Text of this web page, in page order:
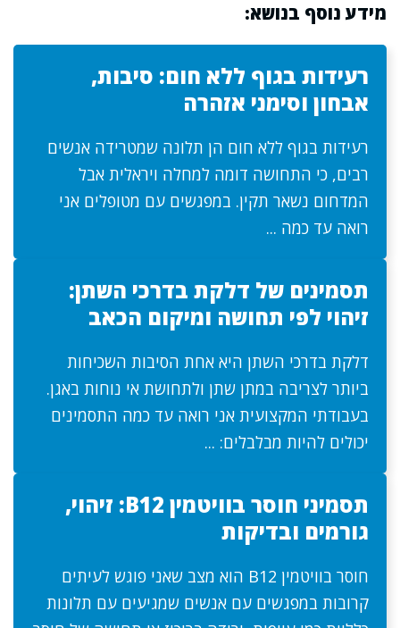
מידע נוסף בנושא:
רעידות בגוף ללא חום: סיבות,
אבחון וסימני אזהרה
רעידות בגוף ללא חום הן תלונה שמטרידה אנשים
רבים, כי התחושה דומה למחלה ויראלית אבל
המדחום נשאר תקין. במפגשים עם מטופלים אני
רואה עד כמה ...
תסמינים של דלקת בדרכי השתן:
זיהוי לפי תחושה ומיקום הכאב
דלקת בדרכי השתן היא אחת הסיבות השכיחות
ביותר לצריבה במתן שתן ולתחושת אי נוחות באגן.
בעבודתי המקצועית אני רואה עד כמה התסמינים
יכולים להיות מבלבלים: ...
תסמיני חוסר בוויטמין B12: זיהוי,
גורמים ובדיקות
חוסר בוויטמין B12 הוא מצב שאני פוגש לעיתים
קרובות במפגשים עם אנשים שמגיעים עם תלונות